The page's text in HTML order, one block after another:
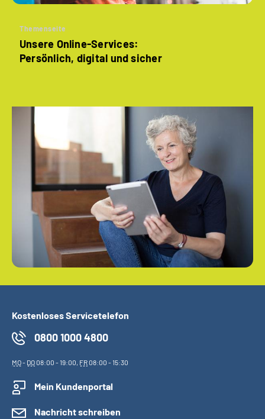
Themenseite
Unsere Online-Services:
Persönlich, digital und sicher
Kostenloses Servicetelefon
0800 1000 4800
MO- DO08:00 - 19:00, FR08:00 - 15:30
Mein Kundenportal
Nachricht schreiben